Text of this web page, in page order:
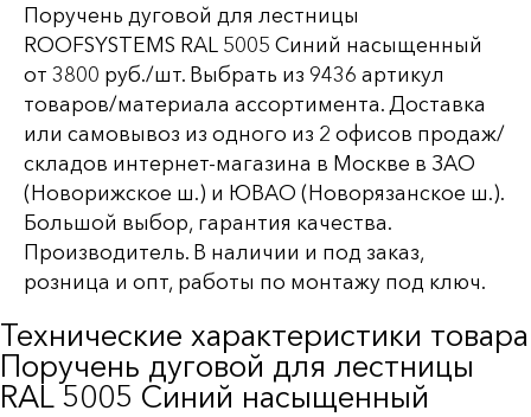
Поручень дуговой для лестницы
ROOFSYSTEMS RAL 5005 Синий насыщенный
от 3800 руб./шт. Выбрать из 9436 артикул
товаров/материала ассортимента. Доставка
или самовывоз из одного из 2 офисов продаж/
складов интернет-магазина в Москве в ЗАО
(Новорижское ш.) и ЮВАО (Новорязанское ш.).
Большой выбор, гарантия качества.
Производитель. В наличии и под заказ,
розница и опт, работы по монтажу под ключ.
Технические характеристики товара
Поручень дуговой для лестницы
RAL 5005 Синий насыщенный